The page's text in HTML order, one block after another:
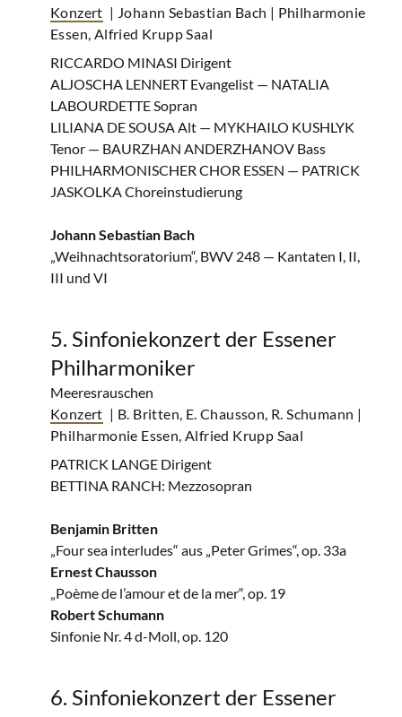
Konzert | Johann Sebastian Bach | Philharmonie
Essen, Alfried Krupp Saal
RICCARDO MINASI Dirigent
ALJOSCHA LENNERT Evangelist — NATALIA
LABOURDETTE Sopran
LILIANA DE SOUSA Alt — MYKHAILO KUSHLYK
Tenor — BAURZHAN ANDERZHANOV Bass
PHILHARMONISCHER CHOR ESSEN — PATRICK
JASKOLKA Choreinstudierung
Johann Sebastian Bach
„Weihnachtsoratorium“, BWV 248 — Kantaten I, II,
III und VI
5. Sinfoniekonzert der Essener
Philharmoniker
Meeresrauschen
Konzert | B. Britten, E. Chausson, R. Schumann |
Philharmonie Essen, Alfried Krupp Saal
PATRICK LANGE Dirigent
BETTINA RANCH: Mezzosopran
Benjamin Britten
„Four sea interludes“ aus „Peter Grimes“, op. 33a
Ernest Chausson
„Poème de l’amour et de la mer“, op. 19
Robert Schumann
Sinfonie Nr. 4 d-Moll, op. 120
6. Sinfoniekonzert der Essener